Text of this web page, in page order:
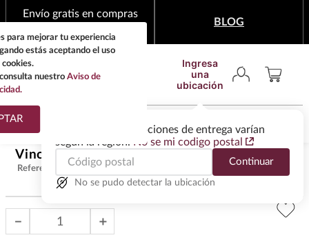
Envío gratis en compras
BLOG
Ingresa
una
ubicación
Las ofertas y las opciones de entrega varían
según la región. No se mi codigo postal
Continuar
No se pudo detectar la ubicación
¿Qué estas buscando?
Vino Tinto Malabrigo 750 ml 1100.00
Referencia VET32321
＋
－
TÉRMINOS MÁS
BUSCADOS
tequila
2.
whisky
3.
tequilas
para mejorar tu experiencia
estás aceptando el uso
nuestro Aviso de